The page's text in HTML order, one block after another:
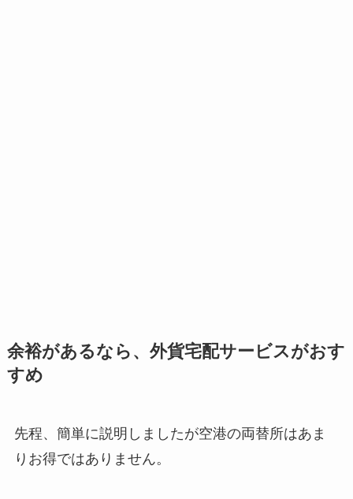
余裕があるなら、外貨宅配サービスがおす
すめ
先程、簡単に説明しましたが空港の両替所はあま
りお得ではありません。